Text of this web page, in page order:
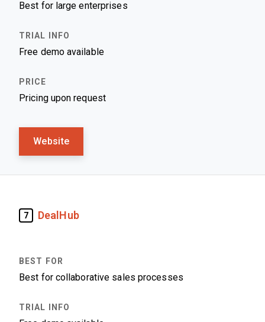
Best for large enterprises
Free demo available
Pricing upon request
Website
7 DealHub
Best for collaborative sales processes